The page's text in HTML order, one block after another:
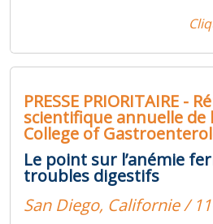
PRESSE PRIORITAIRE -
scientifique annuelle de
College of
Le point sur l’anémie
troubles digestifs
San Diego, Californie /